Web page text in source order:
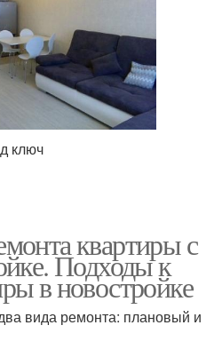
ключ
квартиры с
Подходы к
в новостройке
вида ремонта: плановый и